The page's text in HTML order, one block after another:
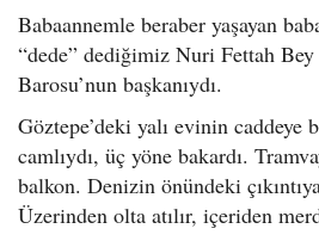
Babaannemle beraber yaşayan
“dede” dediğimiz Nuri Fettah
Barosu’nun başkanıydı.
Göztepe’deki yalı evinin caddeye
camlıydı, üç yöne bakardı.
balkon. Denizin önündeki
Üzerinden olta atılır, içeriden